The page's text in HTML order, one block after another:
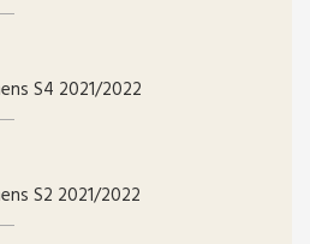
S4 2021/2022
S2 2021/2022